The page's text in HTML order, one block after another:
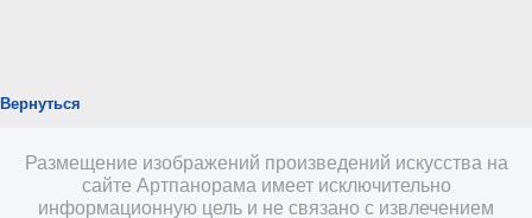
Вернуться
Размещение изображений произведений искусства на
сайте Артпанорама имеет исключительно
информационную цель и не связано с извлечением